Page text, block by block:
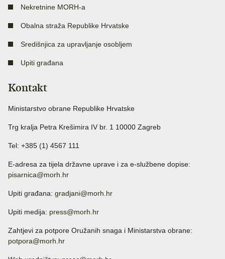
Nekretnine MORH-a
Obalna straža Republike Hrvatske
Središnjica za upravljanje osobljem
Upiti građana
Kontakt
Ministarstvo obrane Republike Hrvatske
Trg kralja Petra Krešimira IV br. 1 10000 Zagreb
Tel: +385 (1) 4567 111
E-adresa za tijela državne uprave i za e-službene dopise:
pisarnica@morh.hr
Upiti građana: gradjani@morh.hr
Upiti medija: press@morh.hr
Zahtjevi za potpore Oružanih snaga i Ministarstva obrane:
potpora@morh.hr